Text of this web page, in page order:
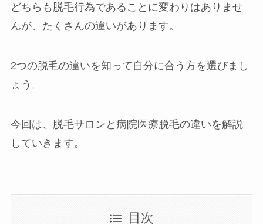
どちらも脱毛行為であることに変わりはありませ
んが、たくさんの違いがあります。
2つの脱毛の違いを知って自分に合う方を選びまし
ょう。
今回は、脱毛サロンと病院医療脱毛の違いを解説
していきます。
目次
店舗一覧
西尾本店
三河安城店